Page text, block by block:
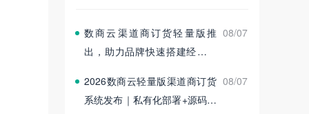
数商云渠道商订货轻量版推
出，助力品牌快速搭建经销商
08/07
2026数商云轻量版渠道商订货
系统发布｜私有化部署+源码交
08/07